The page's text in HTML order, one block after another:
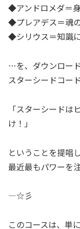
◆アンドロメダ＝
◆プレアデス＝魂
◆シリウス＝知識
…を、ダウンロー
スターシードコー
「スターシード
け！」
ということを提唱
最近最もパワーを
—☆彡
このコースは、単に